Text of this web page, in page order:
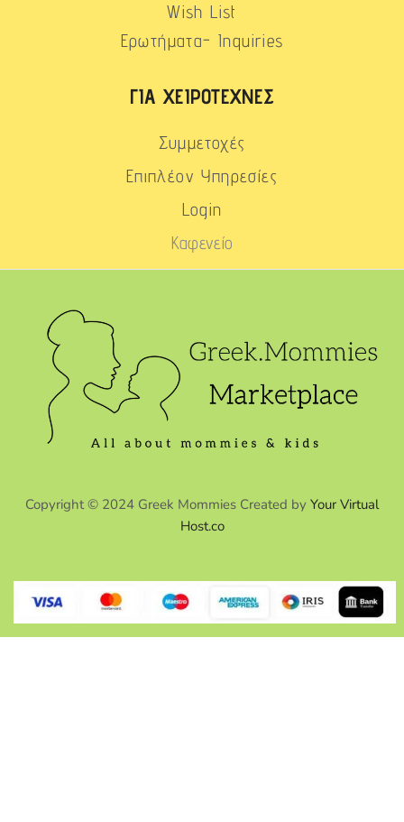
Wish List
Ερωτήματα- Inquiries
ΓΙΑ ΧΕΙΡΟΤΈΧΝΕΣ
Συμμετοχές
Επιπλέον Υπηρεσίες
Login
Καφενείο
Copyright © 2024 Greek Mommies Created by Your Virtual
Host.co